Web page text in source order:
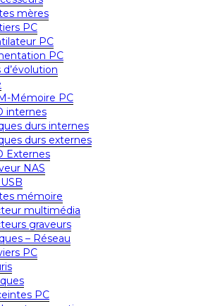
mères
PC
PC
PC
d’évolution
Mémoire PC
internes
durs internes
durs externes
Externes
NAS
mémoire
multimédia
graveurs
– Réseau
PC
PC